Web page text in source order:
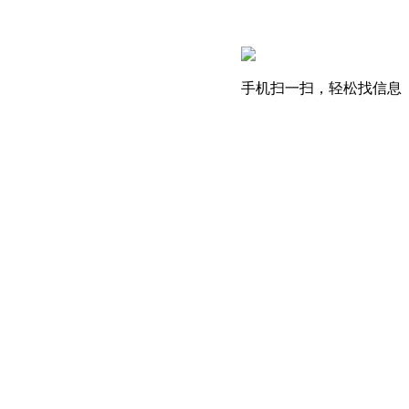
手机扫一扫，轻松找信息